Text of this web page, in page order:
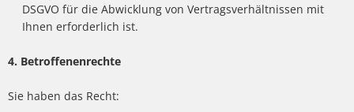
DSGVO für die Abwicklung von Vertragsverhältnissen mit
Ihnen erforderlich ist.
4. Betroffenenrechte
Sie haben das Recht: